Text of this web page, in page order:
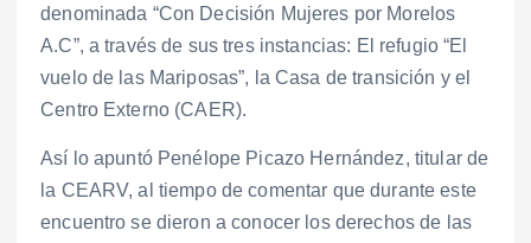
denominada “Con Decisión Mujeres por Morelos
A.C”, a través de sus tres instancias: El refugio “El
vuelo de las Mariposas”, la Casa de transición y el
Centro Externo (CAER).
Así lo apuntó Penélope Picazo Hernández, titular de
la CEARV, al tiempo de comentar que durante este
encuentro se dieron a conocer los derechos de las